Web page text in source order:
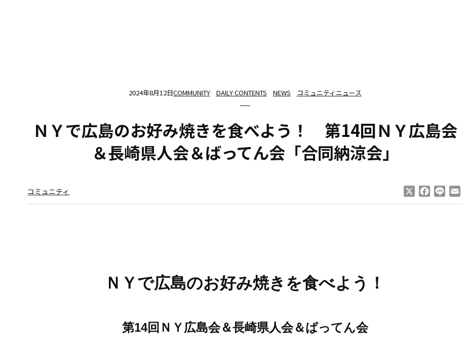
2024年8月12日COMMUNITY DAILY CONTENTS NEWS コミュニティニュース
ＮＹで広島のお好み焼きを食べよう！ 第14回ＮＹ広島会
＆長崎県人会＆ばってん会「合同納涼会」
コミュニティ Facebook
Line
ＮＹで広島のお好み焼きを食べよう！
第14回ＮＹ広島会＆長崎県人会＆ばってん会